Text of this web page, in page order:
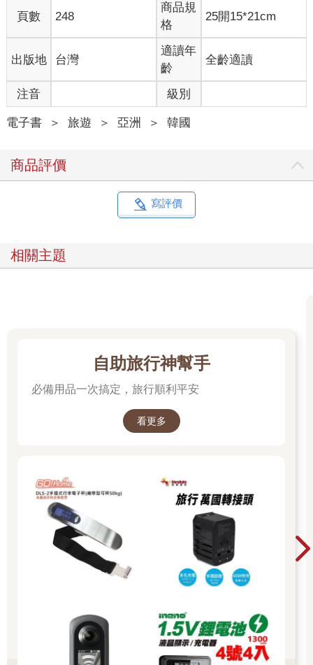
頁數 248
商品規
格
25開15*21cm
出版地 台灣
適讀年
齡
全齡適讀
注音 級別
電子書 ＞ 旅遊 ＞ 亞洲 ＞ 韓國
商品評價
寫評價
相關主題
自助旅行神幫手
必備用品一次搞定，旅行順利平安
看更多